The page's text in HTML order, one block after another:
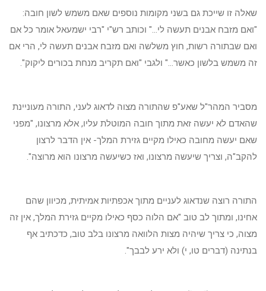
שאלה זו שייכת גם בשני מקומות נוספים שאם משמש לשון חובה:
"ואם מזבח אבנים תעשה לי..." וכותב רש"י "רבי ישמעאל אומר כל אם
ואם שבתורה רשות, חוץ משלשה ואם מזבח אבנים תעשה לי, הרי אם
זה משמש בלשון כאשר..." ולגבי "ואם תקריב מנחת בכורים ליקוק".
מסביר המהר"ל שאע"פ שהתורה מצוה לדאוג לעני, התורה מעוניינת
שהאדם לא יעשה זאת מתוך חובה המוטלת עליו, אלא מרצונו, "מפני
שאם יעשה מחובה כאילו מקיים גזירת המלך- אין הדבר לרצון
להקב"ה, וצריך שיעשה מרצונו, ואז כשיעשה מרצונו הוא מרוצה".
התורה רוצה שנדאוג לעניים מתוך אכפתיות אמיתית, מכיוון שהם
אחינו, ומתוך לב טוב "אם הלוה כסף כאילו מקיים גזירת המלך, אין זה
מצוה, כי צריך שיהיה מצות הלוואה מרצונו בלב טוב, כדכתיב אף
בנתינה (דברים טו, י) ולא ירע לבבך".